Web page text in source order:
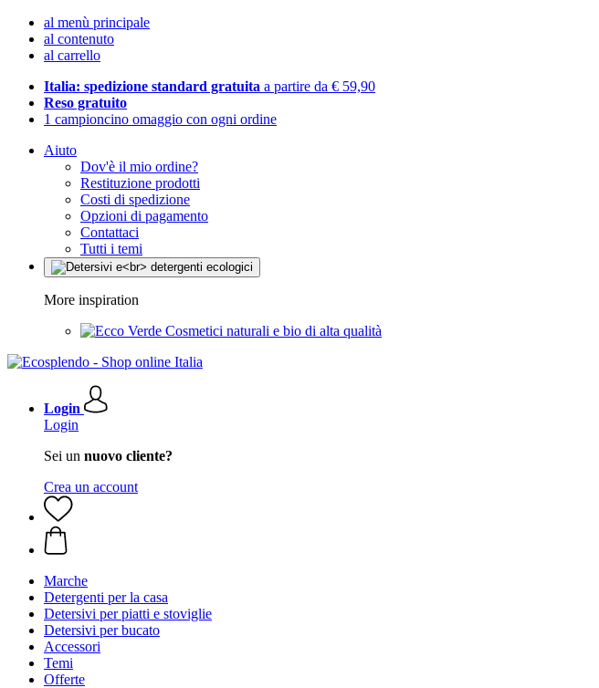
al menù principale
al contenuto
al carrello
Italia: spedizione standard gratuita a partire da € 59,90
Reso gratuito
1 campioncino omaggio con ogni ordine
Aiuto
Dov'è il mio ordine?
Restituzione prodotti
Costi di spedizione
Opzioni di pagamento
Contattaci
Tutti i temi
More inspiration
Cosmetici naturali e bio di alta qualità
Login
Login
Sei un nuovo cliente?
Crea un account
Marche
Detergenti per la casa
Detersivi per piatti e stoviglie
Detersivi per bucato
Accessori
Temi
Offerte